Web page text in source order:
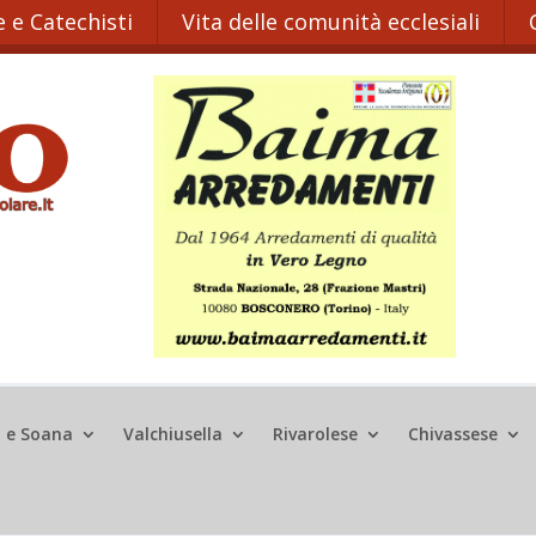
e Catechisti Vita delle comunità ecclesiali
e Soana Valchiusella Rivarolese Chivassese